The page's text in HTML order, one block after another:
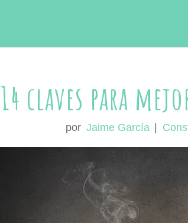
14 claves para
por Jaime García